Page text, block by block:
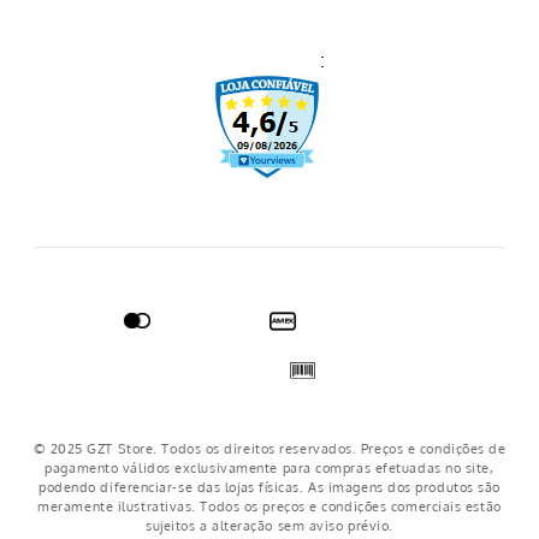
:
© 2025 GZT Store. Todos os direitos reservados. Preços e condições de
pagamento válidos exclusivamente para compras efetuadas no site,
podendo diferenciar-se das lojas físicas. As imagens dos produtos são
meramente ilustrativas. Todos os preços e condições comerciais estão
sujeitos a alteração sem aviso prévio.